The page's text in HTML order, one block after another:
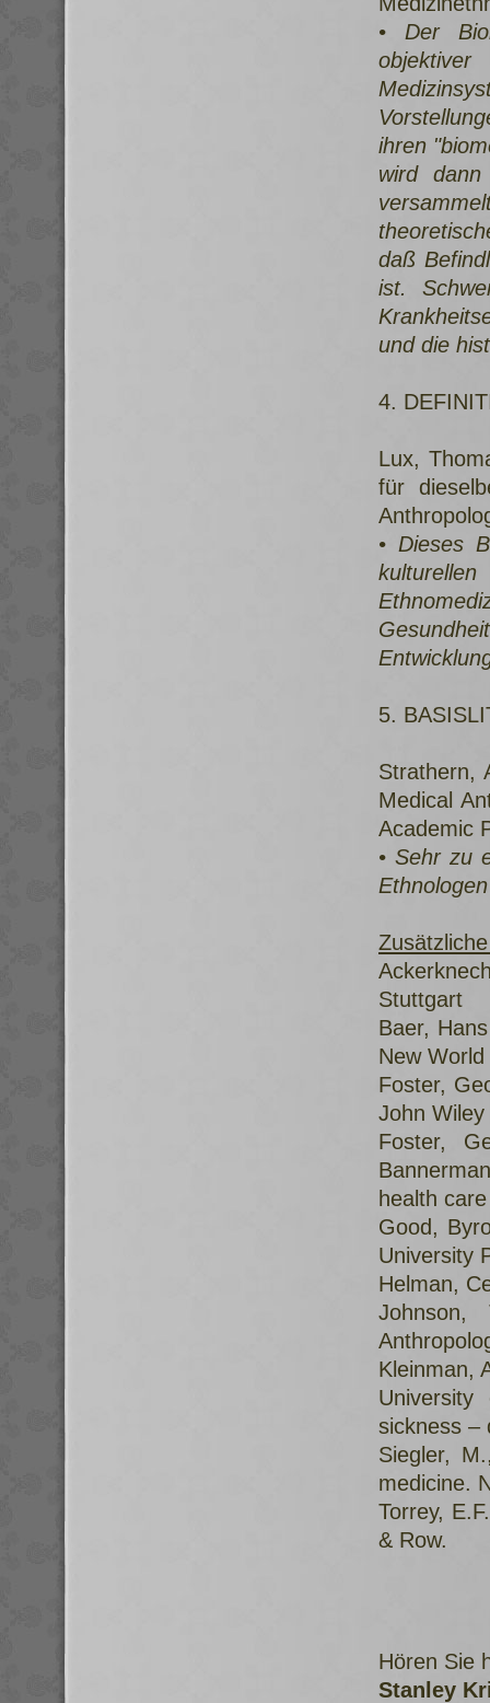
• Der
ihren
wird
daß
ist.
und die
4.
Lux,
für
• Dieses
5.
Strathern,
Medical
Academic
• Sehr zu
Stuttgart
Baer,
New
Foster,
John
Foster,
health
Good,
University
Helman,
Kleinman,
sickness –
Siegler,
medicine.
Torrey,
& Row.
Hören Sie
Stanley